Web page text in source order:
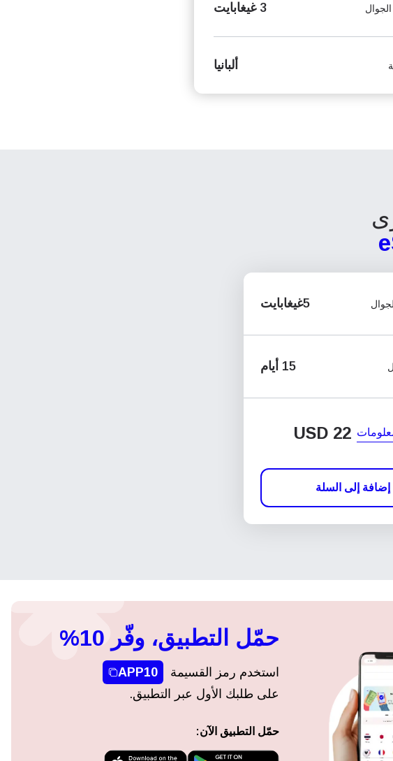
الجوال 3 غيغابايت
ألبانيا
5غيغابايت
15 أيام
USD 22
إضافة إلى السلة
حمّل التطبيق، وفّر 10%
استخدم رمز القسيمة
APP10
على طلبك الأول عبر التطبيق.
حمّل التطبيق الآن: